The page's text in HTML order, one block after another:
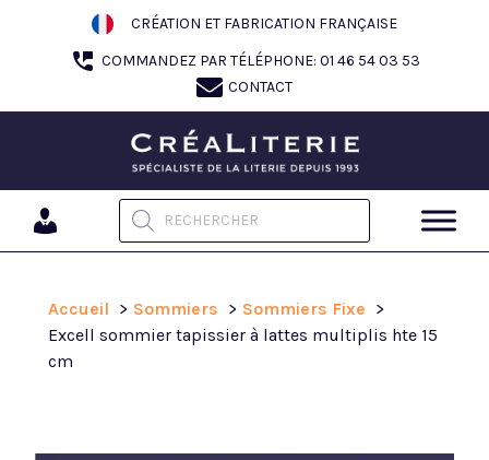
CRÉATION ET FABRICATION FRANÇAISE
COMMANDEZ PAR TÉLÉPHONE: 01 46 54 03 53
CONTACT
Recherche de produits
Accueil Sommiers
Sommiers Fixe
Excell sommier tapissier à lattes multiplis hte 15
cm